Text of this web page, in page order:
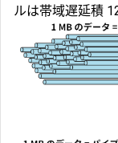
ルは帯域遅延積